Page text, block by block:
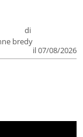
di
bredy
il 07/08/2026